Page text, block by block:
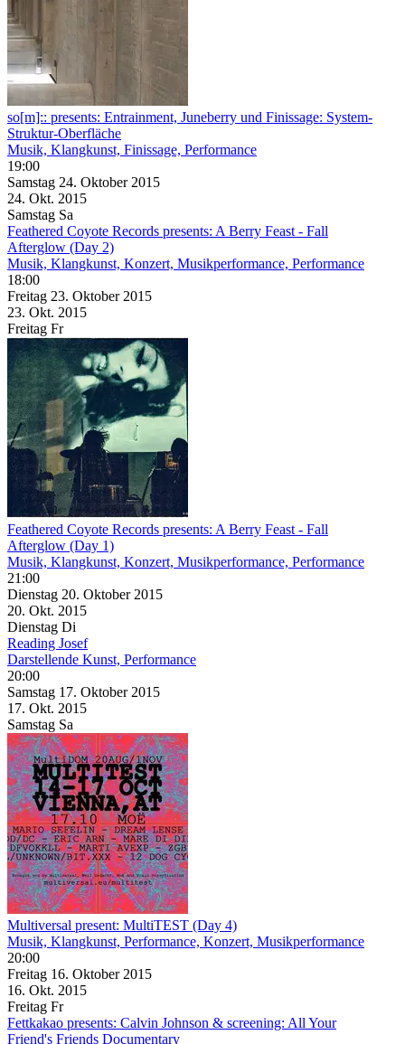
so[m]:: presents: Entrainment, Juneberry und Finissage: System-
Struktur-Oberfläche
Musik, Klangkunst, Finissage, Performance
19:00
Samstag 24. Oktober 2015
24. Okt. 2015
Samstag Sa
Feathered Coyote Records presents: A Berry Feast - Fall
Afterglow (Day 2)
Musik, Klangkunst, Konzert, Musikperformance, Performance
18:00
Freitag 23. Oktober 2015
23. Okt. 2015
Freitag Fr
Feathered Coyote Records presents: A Berry Feast - Fall
Afterglow (Day 1)
Musik, Klangkunst, Konzert, Musikperformance, Performance
21:00
Dienstag 20. Oktober 2015
20. Okt. 2015
Dienstag Di
Reading Josef
Darstellende Kunst, Performance
20:00
Samstag 17. Oktober 2015
17. Okt. 2015
Samstag Sa
Multiversal present: MultiTEST (Day 4)
Musik, Klangkunst, Performance, Konzert, Musikperformance
20:00
Freitag 16. Oktober 2015
16. Okt. 2015
Freitag Fr
Fettkakao presents: Calvin Johnson & screening: All Your
Friend's Friends Documentary